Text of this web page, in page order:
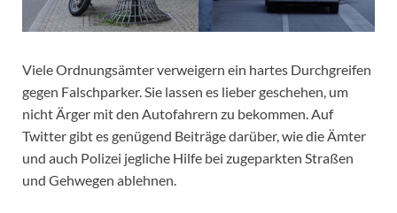
Viele Ordnungsämter verweigern ein hartes Durchgreifen
gegen Falschparker. Sie lassen es lieber geschehen, um
nicht Ärger mit den Autofahrern zu bekommen. Auf
Twitter gibt es genügend Beiträge darüber, wie die Ämter
und auch Polizei jegliche Hilfe bei zugeparkten Straßen
und Gehwegen ablehnen.